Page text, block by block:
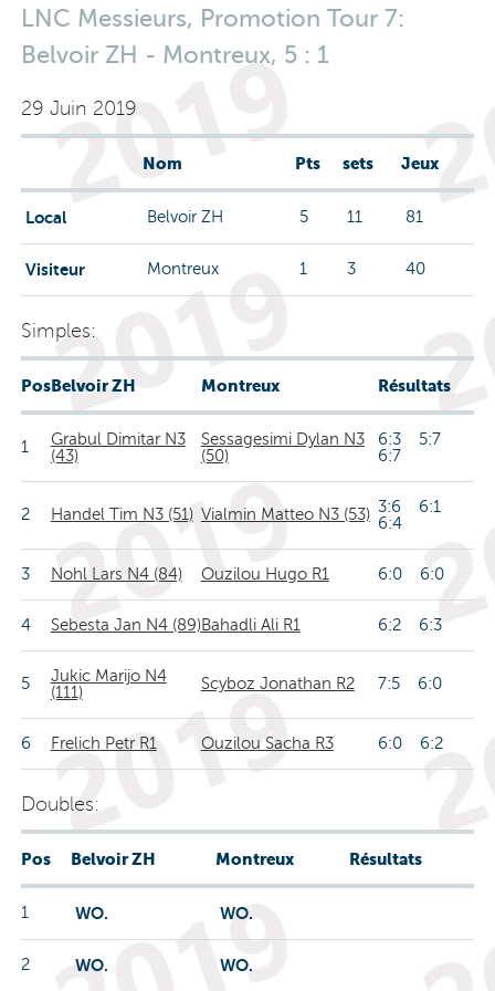
LNC Messieurs, Promotion Tour 7:
Belvoir ZH - Montreux, 5 : 1
29 Juin 2019
Nom Pts sets Jeux
Local Belvoir ZH 5 11 81
Visiteur Montreux 1 3 40
Simples:
PosBelvoir ZH Montreux Résultats
1
Grabul Dimitar N3
(43)
Sessagesimi Dylan N3
(50)
6:3 5:7
6:7
2 Handel Tim N3 (51) Vialmin Matteo N3 (53) 3:6 6:1
6:4
3 Nohl Lars N4 (84) Ouzilou Hugo R1 6:0 6:0
4 Sebesta Jan N4 (89)Bahadli Ali R1 6:2 6:3
5
Jukic Marijo N4
(111)
Scyboz Jonathan R2 7:5 6:0
6 Frelich Petr R1 Ouzilou Sacha R3 6:0 6:2
Doubles:
Pos Belvoir ZH Montreux Résultats
1 WO. WO.
2 WO. WO.